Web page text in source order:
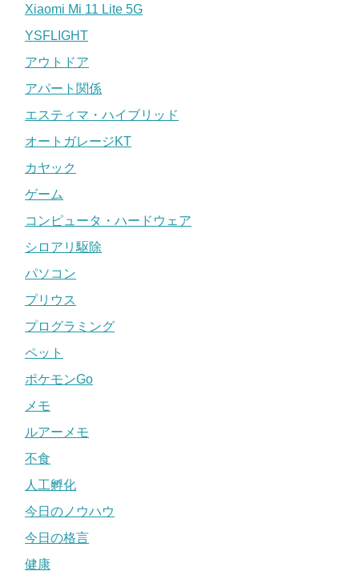
Xiaomi Mi 11 Lite 5G
YSFLIGHT
アウトドア
アパート関係
エスティマ・ハイブリッド
オートガレージKT
カヤック
ゲーム
コンピュータ・ハードウェア
シロアリ駆除
パソコン
プリウス
プログラミング
ペット
ポケモンGo
メモ
ルアーメモ
不食
人工孵化
今日のノウハウ
今日の格言
健康